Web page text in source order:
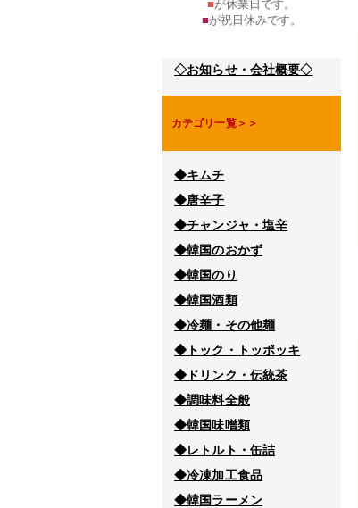
■が休業日です。
■が祝日休みです。
◇お知らせ・会社概要◇
カテゴリ一覧＞＞
◆キムチ
◆唐辛子
◆チャンジャ・塩辛
◆韓国のおかず
◆韓国のり
◆韓国酒類
◆冷麺・その他麺
◆トック・トッポッキ
◆ドリンク・伝統茶
◆調味料全般
◆韓国味噌類
◆レトルト・缶詰
◆冷凍加工食品
◆韓国ラーメン